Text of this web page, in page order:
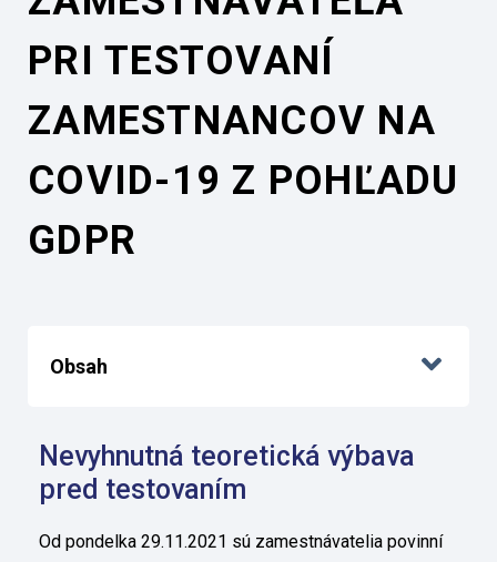
PRI TESTOVANÍ
ZAMESTNANCOV NA
COVID-19 Z POHĽADU
GDPR
Obsah
Nevyhnutná teoretická výbava
pred testovaním
Od pondelka 29.11.2021 sú zamestnávatelia povinní